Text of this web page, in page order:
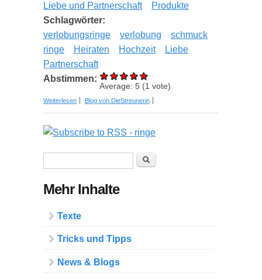
Liebe und Partnerschaft
Produkte
Schlagwörter:
verlobungsringe
verlobung
schmuck
ringe
Heiraten Hochzeit
Liebe
Partnerschaft
Abstimmen:
Average: 5 (1 vote)
Weiterlesen über Verlobungsringe kaufen – Wer übernimmt die
Blog von DieStreunerin
Suche
Mehr Inhalte
Texte
Tricks und Tipps
News & Blogs